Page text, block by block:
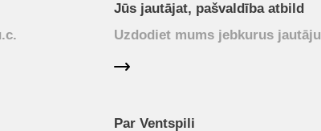
Jūs jautājat, pašvaldība atbild
Uzdodiet mums jebkurus
Par Ventspili